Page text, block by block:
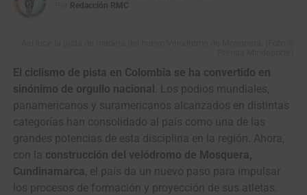
Redacción RMC
El ciclismo de pista en Colombia se ha convertido en
sinónimo de orgullo nacional . Los podios mundiales,
panamericanos y suramericanos alcanzados en distintas
categorías han consolidado al país como una de las
grandes potencias de esta disciplina en la región. Ahora,
con la construcción del velódromo de Mosquera,
Cundinamarca, el país da un nuevo paso para impulsar
los procesos de formación y proyección de sus atletas.